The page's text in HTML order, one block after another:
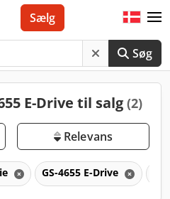
Søg
Sælg
E-Drive til salg (2)
Relevans
GS-4655 E-Drive